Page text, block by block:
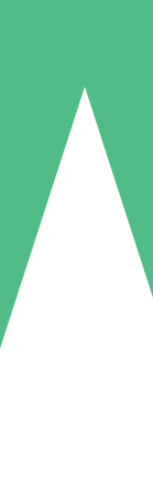
Credit-
Credits. Keine